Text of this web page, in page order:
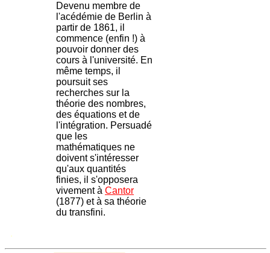
Devenu membre de
l'acédémie de Berlin à
partir de 1861, il
commence (enfin !) à
pouvoir donner des
cours à l'université. En
même temps, il
poursuit ses
recherches sur la
théorie des nombres,
des équations et de
l'intégration. Persuadé
que les
mathématiques ne
doivent s'intéresser
qu'aux quantités
finies, il s'opposera
vivement à Cantor
(1877) et à sa théorie
du transfini.
.